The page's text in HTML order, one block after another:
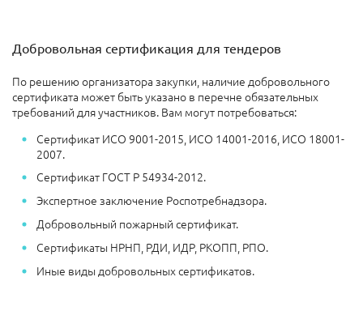
Добровольная сертификация для тендеров
По решению организатора закупки, наличие добровольного
сертификата может быть указано в перечне обязательных
требований для участников. Вам могут потребоваться:
Сертификат ИСО 9001-2015, ИСО 14001-2016, ИСО 18001-
2007.
Сертификат ГОСТ Р 54934-2012.
Экспертное заключение Роспотребнадзора.
Добровольный пожарный сертификат.
Сертификаты НРНП, РДИ, ИДР, РКОПП, РПО.
Иные виды добровольных сертификатов.